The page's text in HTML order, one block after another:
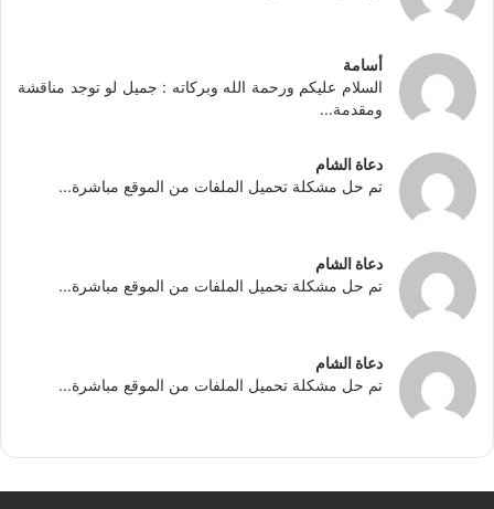
أسامة
السلام عليكم ورحمة الله وبركاته : جميل لو توجد مناقشة
ومقدمة...
دعاة الشام
تم حل مشكلة تحميل الملفات من الموقع مباشرة...
دعاة الشام
تم حل مشكلة تحميل الملفات من الموقع مباشرة...
دعاة الشام
تم حل مشكلة تحميل الملفات من الموقع مباشرة...